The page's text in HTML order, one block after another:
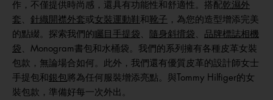
作，不僅提供時尚感，還具有功能性和舒適性。搭配乾濕外
套 、 針織開襟外套或女裝運動鞋和 靴子 ，為您的造型增添完美
的點綴。探索我們的 矚目手提袋 、 隨身斜揹袋 、 品牌標誌相機
袋 、Monogram書包和水桶袋。我們的系列擁有各種皮革女裝
包款，無論場合如何。此外，我們還有優質皮革的設計師女士
手提包和 銀包將為任何服裝增添亮點。與Tommy Hilfiger的女
裝包款，準備好每一次外出。